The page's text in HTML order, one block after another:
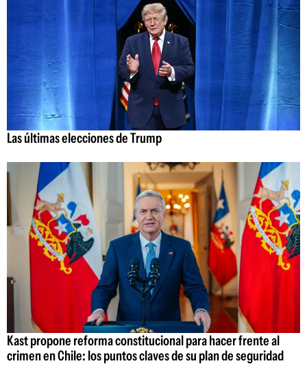
Las últimas elecciones de Trump
Kast propone reforma constitucional para hacer frente al
crimen en Chile: los puntos claves de su plan de seguridad